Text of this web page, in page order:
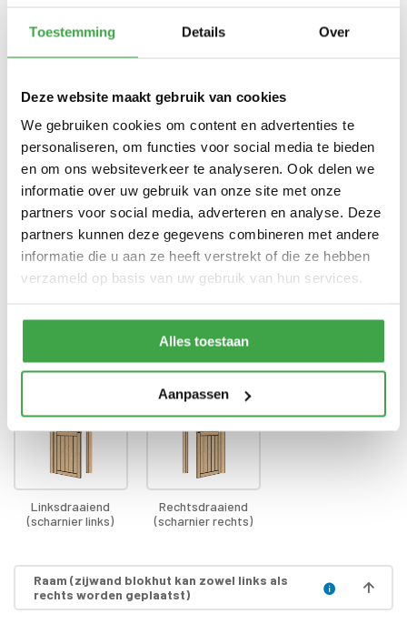
Toestemming Details Over
Deze website maakt gebruik van cookies
We gebruiken cookies om content en advertenties te
personaliseren, om functies voor social media te bieden
en om ons websiteverkeer te analyseren. Ook delen we
informatie over uw gebruik van onze site met onze
partners voor social media, adverteren en analyse. Deze
partners kunnen deze gegevens combineren met andere
informatie die u aan ze heeft verstrekt of die ze hebben
verzameld op basis van uw gebruik van hun services.
Alles toestaan
Aanpassen
Deur
Enkele deur zonder drempel -
voorzien van echt glas
Doorloophoogte deur 188 cm
Bevestigingsmaterialen
Alle bevestigingsmaterialen
zijn inbegrepen
Transport
Gratis thuisbezorgd - In
Nederland
Linksdraaiend
(scharnier links)
Rechtsdraaiend
(scharnier rechts)
Raam (zijwand blokhut kan zowel links als
rechts worden geplaatst)